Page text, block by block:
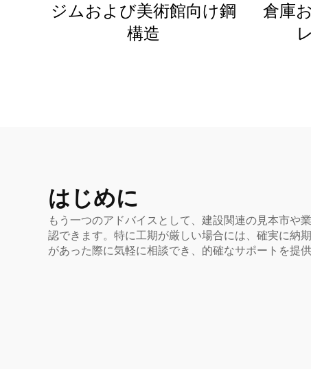
ジムおよび美術館向け鋼
構造
倉庫
はじめに
もう一つのアドバイスとして、建設関連の見本市や
認できます。特に工期が厳しい場合には、確実に納
があった際に気軽に相談でき、的確なサポートを提